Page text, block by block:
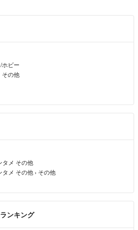
ホビー
その他
タメ その他
タメ その他 › その他
ンキング